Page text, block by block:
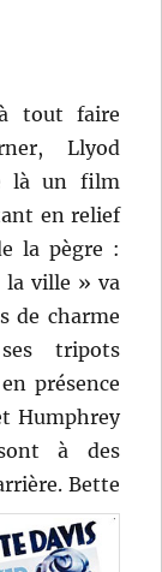
tout faire
Llyod
là un film
en relief
la pègre :
la ville » va
de charme
tripots
présence
Humphrey
à des
Bette